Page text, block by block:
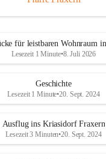
für leistbaren Wohnraum
Lesezeit 1 Minute•8. Juli 2026
Geschichte
Lesezeit 1 Minute•20. Sept. 2024
Ausflug ins Kriasidorf Fraxern
Lesezeit 3 Minuten•20. Sept. 2024